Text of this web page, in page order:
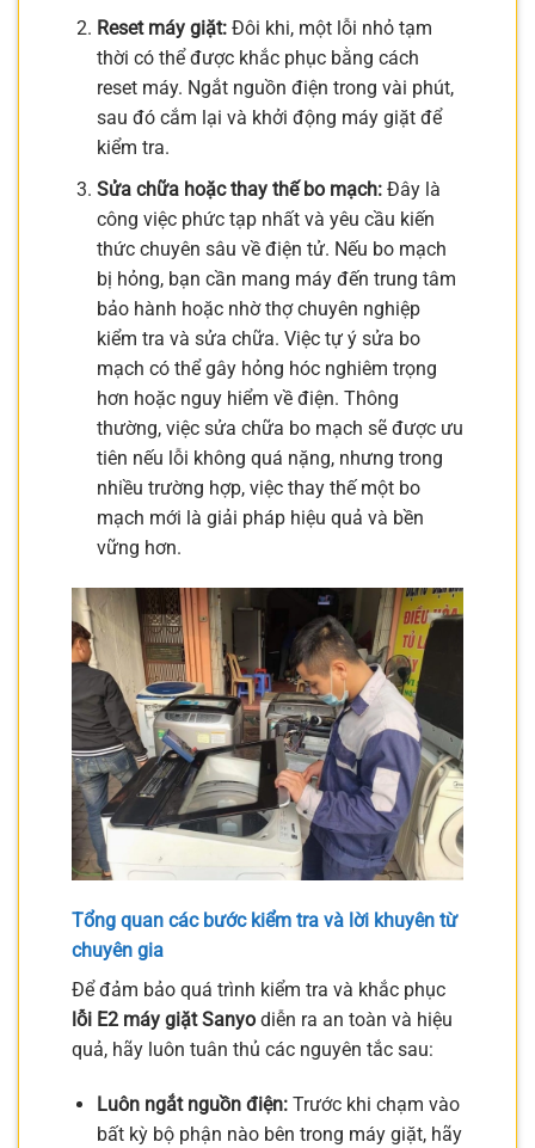
Reset máy giặt:Đôi khi, một lỗi nhỏ tạm
thời có thể được khắc phục bằng cách
reset máy. Ngắt nguồn điện trong vài phút,
sau đó cắm lại và khởi động máy giặt để
kiểm tra.
Sửa chữa hoặc thay thế bo mạch:Đây là
công việc phức tạp nhất và yêu cầu kiến
thức chuyên sâu về điện tử. Nếu bo mạch
bị hỏng, bạn cần mang máy đến trung tâm
bảo hành hoặc nhờ thợ chuyên nghiệp
kiểm tra và sửa chữa. Việc tự ý sửa bo
mạch có thể gây hỏng hóc nghiêm trọng
hơn hoặc nguy hiểm về điện. Thông
thường, việc sửa chữa bo mạch sẽ được ưu
tiên nếu lỗi không quá nặng, nhưng trong
nhiều trường hợp, việc thay thế một bo
mạch mới là giải pháp hiệu quả và bền
vững hơn.
Tổng quan các bước kiểm tra và lời khuyên từ
chuyên gia
Để đảm bảo quá trình kiểm tra và khắc phục
lỗi E2 máy giặt Sanyo diễn ra an toàn và hiệu
quả, hãy luôn tuân thủ các nguyên tắc sau:
Luôn ngắt nguồn điện:Trước khi chạm vào
bất kỳ bộ phận nào bên trong máy giặt, hãy